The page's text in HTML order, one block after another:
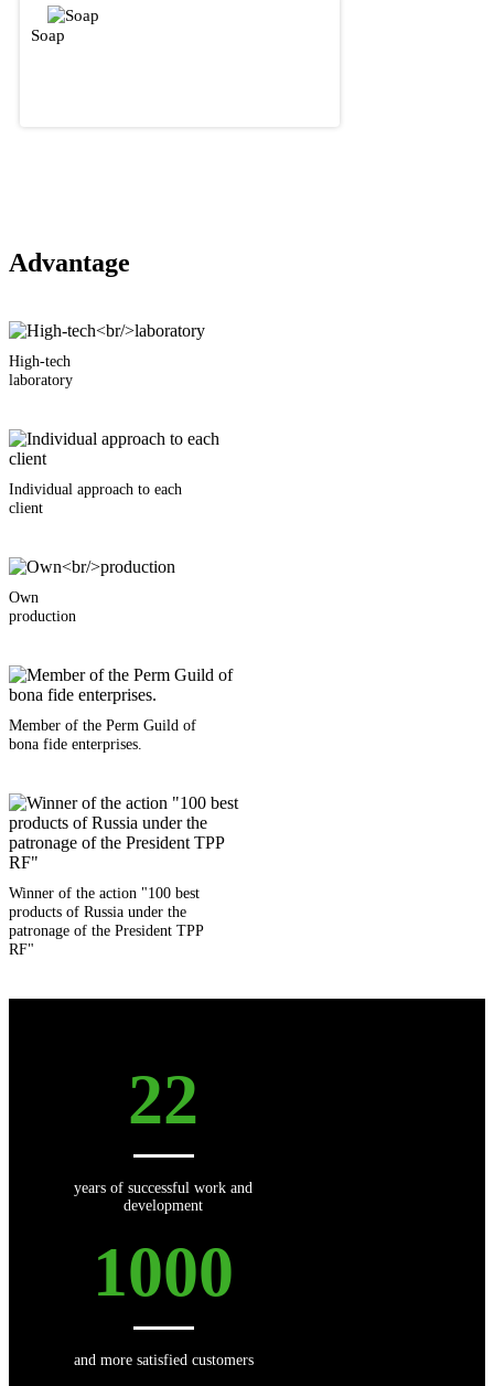
Soap
Advantage
High-tech
laboratory
Individual approach to each
client
Own
production
Member of the Perm Guild of
bona fide enterprises.
Winner of the action "100 best
products of Russia under the
patronage of the President TPP
RF"
22
years of successful work and
development
1000
and more satisfied customers